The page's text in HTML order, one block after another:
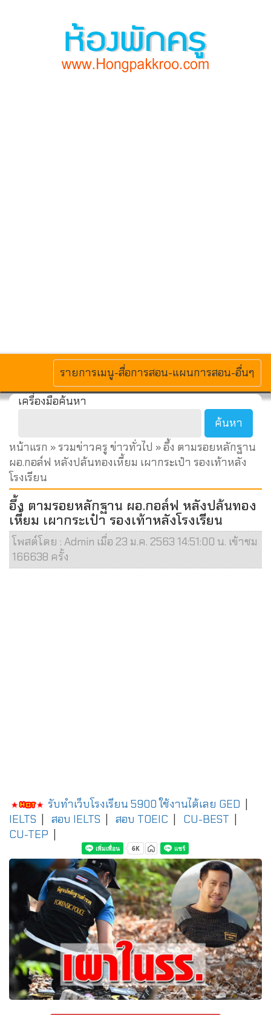
MENU
รายการเมนู-สื่อการสอน-แผนการสอน-อื่นๆ
เครื่องมือค้นหา
หน้าแรก »รวมข่าวครู ข่าวทั่วไป » อึ้ง ตามรอยหลักฐาน
ผอ.กอล์ฟ หลังปล้นทองเหี้ยม เผากระเป๋า รองเท้าหลัง
โรงเรียน
อึ้ง ตามรอยหลักฐาน ผอ.กอล์ฟ หลังปล้นทอง
เหี้ยม เผากระเป๋า รองเท้าหลังโรงเรียน
โพสต์โดย : Admin เมื่อ 23 ม.ค. 2563 14:51:00 น. เข้าชม
166638 ครั้ง
รับทำเว็บโรงเรียน 5900 ใช้งานได้เลย GED
IELTS
สอบ IELTS สอบ TOEIC CU-BEST
CU-TEP